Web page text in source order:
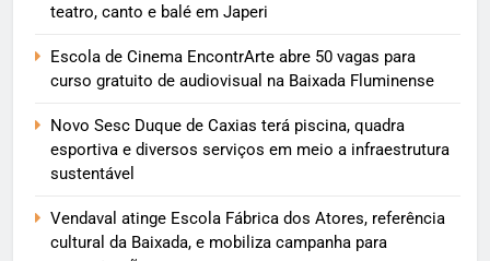
teatro, canto e balé em Japeri
Escola de Cinema EncontrArte abre 50 vagas para
curso gratuito de audiovisual na Baixada Fluminense
Novo Sesc Duque de Caxias terá piscina, quadra
esportiva e diversos serviços em meio a infraestrutura
sustentável
Vendaval atinge Escola Fábrica dos Atores, referência
cultural da Baixada, e mobiliza campanha para